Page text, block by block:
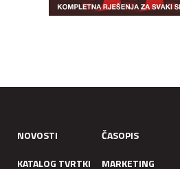
NOVOSTI ČASOPIS
KATALOG TVRTKI
MARKETING